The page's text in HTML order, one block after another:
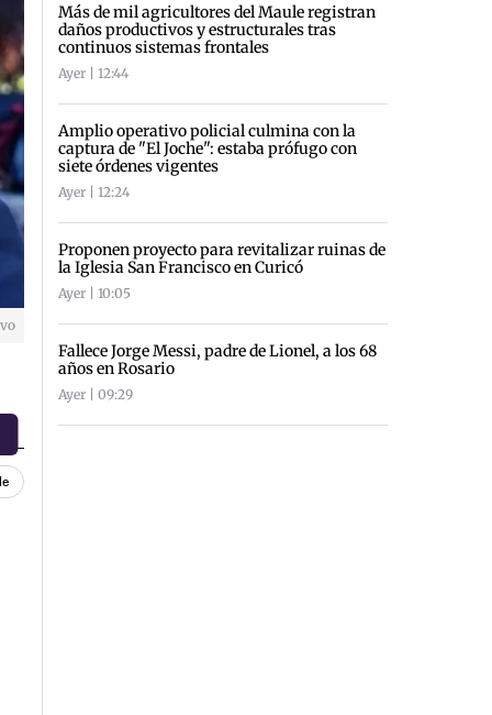
Más de mil agricultores del Maule registran
daños productivos y estructurales tras
continuos sistemas frontales
Ayer | 12:44
Amplio operativo policial culmina con la
captura de "El Joche": estaba prófugo con
siete órdenes vigentes
Ayer | 12:24
Proponen proyecto para revitalizar ruinas de
la Iglesia San Francisco en Curicó
Ayer | 10:05
Fallece Jorge Messi, padre de Lionel, a los 68
años en Rosario
Ayer | 09:29